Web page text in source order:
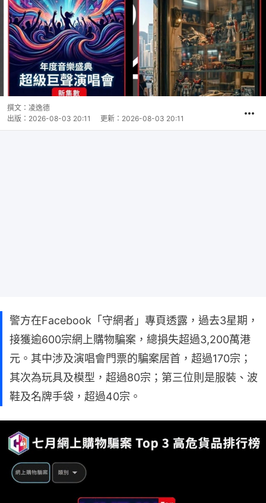
撰文： 凌逸德
出版： 2026-08-03 20:11 更新： 2026-08-03 20:11
警方在Facebook「守網者」專頁透露，過去3星期，
接獲逾600宗網上購物騙案，總損失超過3,200萬港
元。其中涉及演唱會門票的騙案居首，超過170宗；
其次為玩具及模型，超過80宗；第三位則是服裝、波
鞋及名牌手袋，超過40宗。